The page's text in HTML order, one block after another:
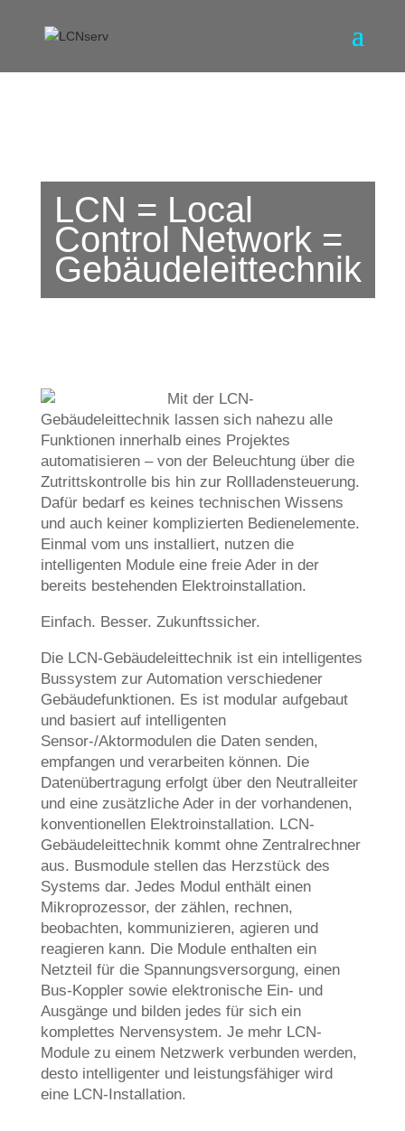
LCN = Local
Control Network =
Gebäudeleittechnik
Mit der LCN-
Gebäudeleittechnik lassen sich nahezu alle
Funktionen innerhalb eines Projektes
automatisieren – von der Beleuchtung über die
Zutrittskontrolle bis hin zur Rollladensteuerung.
Dafür bedarf es keines technischen Wissens
und auch keiner komplizierten Bedienelemente.
Einmal vom uns installiert, nutzen die
intelligenten Module eine freie Ader in der
bereits bestehenden Elektroinstallation.
Einfach. Besser. Zukunftssicher.
Die LCN-Gebäudeleittechnik ist ein intelligentes
Bussystem zur Automation verschiedener
Gebäudefunktionen. Es ist modular aufgebaut
und basiert auf intelligenten
Sensor-/Aktormodulen die Daten senden,
empfangen und verarbeiten können. Die
Datenübertragung erfolgt über den Neutralleiter
und eine zusätzliche Ader in der vorhandenen,
konventionellen Elektroinstallation. LCN-
Gebäudeleittechnik kommt ohne Zentralrechner
aus. Busmodule stellen das Herzstück des
Systems dar. Jedes Modul enthält einen
Mikroprozessor, der zählen, rechnen,
beobachten, kommunizieren, agieren und
reagieren kann. Die Module enthalten ein
Netzteil für die Spannungsversorgung, einen
Bus-Koppler sowie elektronische Ein- und
Ausgänge und bilden jedes für sich ein
komplettes Nervensystem. Je mehr LCN-
Module zu einem Netzwerk verbunden werden,
desto intelligenter und leistungsfähiger wird
eine LCN-Installation.